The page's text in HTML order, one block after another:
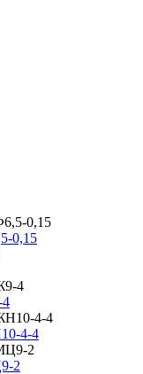
0,15
4-4
2